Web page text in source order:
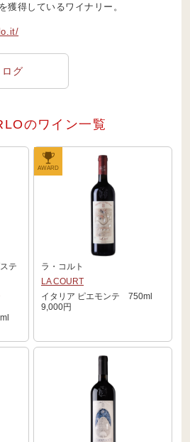
獲得しているワイナリー。
グ
のワイン一覧
テ
AWARD
ラ・コルト
LA COURT
イタリア ピエモンテ 750ml
9,000円